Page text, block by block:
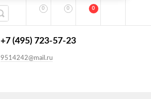
0 0 0
+7 (495) 723-57-23
9514242@mail.ru